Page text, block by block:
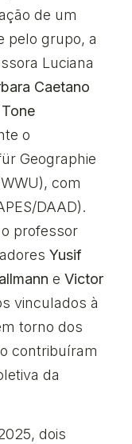
de um
pelo grupo, a
Luciana
Caetano
o
Geographie
com
DAAD).
professor
Yusif
eVictor
vinculados à
torno dos
contribuíram
da
dois